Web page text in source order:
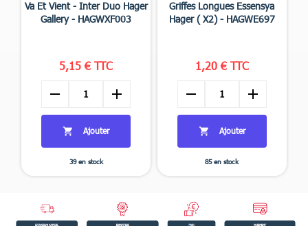
Va Et Vient - Inter Duo Hager
Gallery - HAGWXF003
5,15 € TTC
remove add
 Ajouter
39 en stock
Griffes Longues Essensya
Hager ( X2) - HAGWE697
1,20 € TTC
remove add
 Ajouter
85 en stock